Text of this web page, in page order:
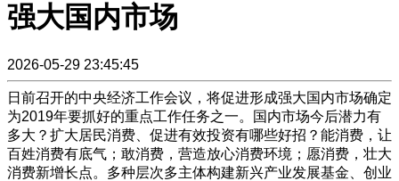
强大国内市场
2026-05-29 23:45:45
日前召开的中央经济工作会议，将促进形成强大国内市场确定
为2019年要抓好的重点工作任务之一。国内市场今后潜力有
多大？扩大居民消费、促进有效投资有哪些好招？能消费，让
百姓消费有底气；敢消费，营造放心消费环境；愿消费，壮大
消费新增长点。多种层次多主体构建新兴产业发展基金、创业